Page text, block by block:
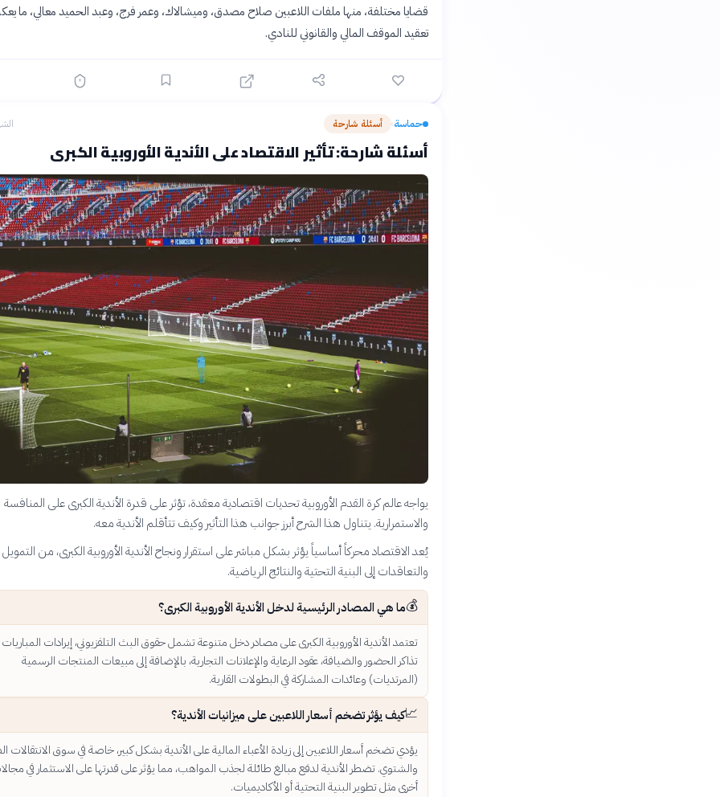
قضايا مختلفة، منها ملفات اللاعبين صلاح مصدق، وميشالاك، وعمر فرج، وعبد الحميد معالي، ما
تعقيد الموقف المالي والقانوني للنادي.
حماسة› أسئلة شارحة
أسئلة شارحة: تأثير الاقتصاد على الأندية الأوروبية الكبرى
يواجه عالم كرة القدم الأوروبية تحديات اقتصادية معقدة، تؤثر على قدرة الأندية الكبرى على المنافسة
والاستمرارية. يتناول هذا الشرح أبرز جوانب هذا التأثير وكيف تتأقلم الأندية معه.
يُعد الاقتصاد محركاً أساسياً يؤثر بشكل مباشر على استقرار ونجاح الأندية الأوروبية الكبرى، من التمويل
والتعاقدات إلى البنية التحتية والنتائج الرياضية.
💰ما هي المصادر الرئيسية لدخل الأندية الأوروبية الكبرى؟
تعتمد الأندية الأوروبية الكبرى على مصادر دخل متنوعة تشمل حقوق البث التلفزيوني، إيرادات
تذاكر الحضور والضيافة، عقود الرعاية والإعلانات التجارية، بالإضافة إلى مبيعات المنتجات الرسمية
(المرتديات) وعائدات المشاركة في البطولات القارية.
📈كيف يؤثر تضخم أسعار اللاعبين على ميزانيات الأندية؟
يؤدي تضخم أسعار اللاعبين إلى زيادة الأعباء المالية على الأندية بشكل كبير، خاصة في سوق الانتقالات
والشتوي. تضطر الأندية لدفع مبالغ طائلة لجذب المواهب، مما يؤثر على قدرتها على الاستثمار في
أخرى مثل تطوير البنية التحتية أو الأكاديميات.